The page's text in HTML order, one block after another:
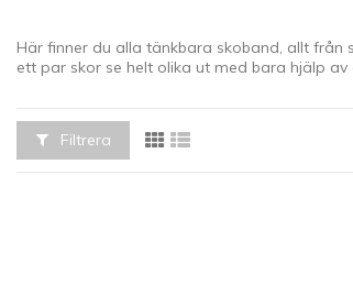
Här finner du alla tänkbara skoband, allt
ett par skor se helt olika ut med bara hjälp
Filtrera